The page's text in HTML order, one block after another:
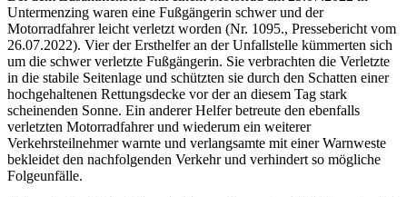
Untermenzing waren eine Fußgängerin schwer und der
Motorradfahrer leicht verletzt worden (Nr. 1095., Pressebericht vom
26.07.2022). Vier der Ersthelfer an der Unfallstelle kümmerten sich
um die schwer verletzte Fußgängerin. Sie verbrachten die Verletzte
in die stabile Seitenlage und schützten sie durch den Schatten einer
hochgehaltenen Rettungsdecke vor der an diesem Tag stark
scheinenden Sonne. Ein anderer Helfer betreute den ebenfalls
verletzten Motorradfahrer und wiederum ein weiterer
Verkehrsteilnehmer warnte und verlangsamte mit einer Warnweste
bekleidet den nachfolgenden Verkehr und verhindert so mögliche
Folgeunfälle.